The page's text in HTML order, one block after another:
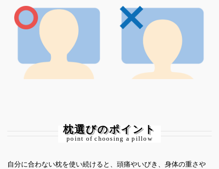
枕選びのポイント
point of choosing a pillow
自分に合わない枕を使い続けると、頭痛やいびき、身体の重さや